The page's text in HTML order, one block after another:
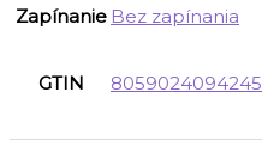
Zapínanie Bez zapínania
GTIN 8059024094245